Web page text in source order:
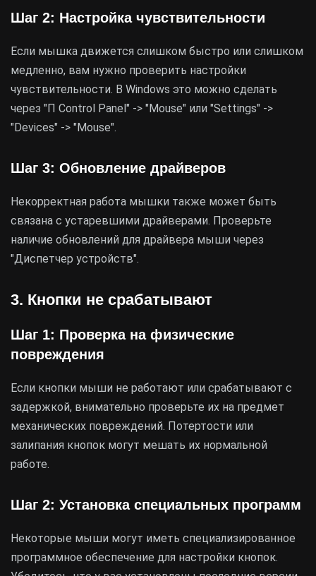
Шаг 2: Настройка чувствительности
Если мышка движется слишком быстро или слишком
медленно, вам нужно проверить настройки
чувствительности. В Windows это можно сделать
через "П Control Panel" -> "Mouse" или "Settings" ->
"Devices" -> "Mouse".
Шаг 3: Обновление драйверов
Некорректная работа мышки также может быть
связана с устаревшими драйверами. Проверьте
наличие обновлений для драйвера мыши через
"Диспетчер устройств".
3. Кнопки не срабатывают
Шаг 1: Проверка на физические
повреждения
Если кнопки мыши не работают или срабатывают с
задержкой, внимательно проверьте их на предмет
механических повреждений. Потертости или
залипания кнопок могут мешать их нормальной
работе.
Шаг 2: Установка специальных программ
Некоторые мыши могут иметь специализированное
программное обеспечение для настройки кнопок.